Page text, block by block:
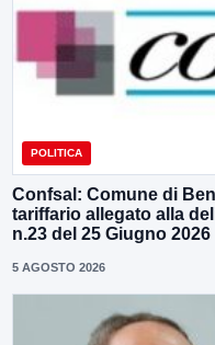
POLITICA
Confsal: Comune di
tariffario allegato alla
n.23 del 25 Giugno 2026
5 AGOSTO 2026